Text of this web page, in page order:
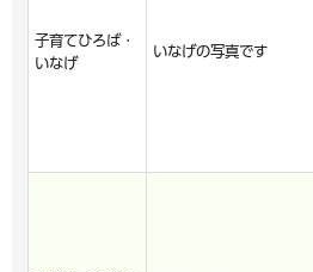
子育てひろば・
いなげ
いなげの写真です